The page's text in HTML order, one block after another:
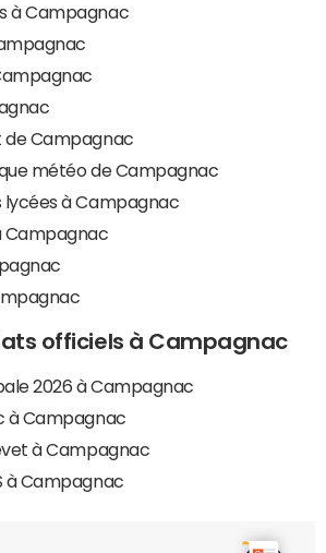
à Campagnac
Campagnac
météo de Campagnac
lycées à Campagnac
Campagnac
officiels à Campagnac
2026 à Campagnac
à Campagnac
à Campagnac
à Campagnac